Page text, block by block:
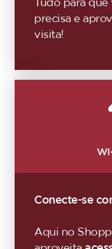
Tudo para
precisa e
visita!
Conecte-se
Aqui no